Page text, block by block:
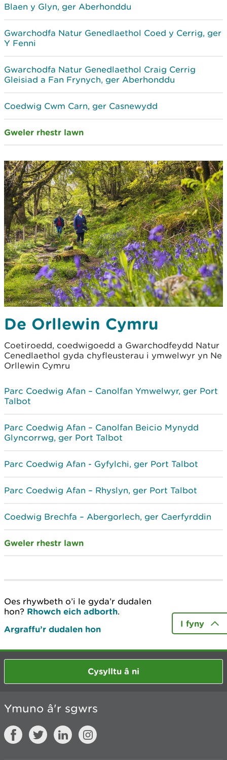
Blaen y Glyn, ger Aberhonddu
Gwarchodfa Natur Genedlaethol Coed y Cerrig, ger
Y Fenni
Gwarchodfa Natur Genedlaethol Craig Cerrig
Gleisiad a Fan Frynych, ger Aberhonddu
Coedwig Cwm Carn, ger Casnewydd
Gweler rhestr lawn
De Orllewin Cymru
Coetiroedd, coedwigoedd a Gwarchodfeydd Natur
Cenedlaethol gyda chyfleusterau i ymwelwyr yn Ne
Orllewin Cymru
Parc Coedwig Afan – Canolfan Ymwelwyr, ger Port
Talbot
Parc Coedwig Afan – Canolfan Beicio Mynydd
Glyncorrwg, ger Port Talbot
Parc Coedwig Afan - Gyfylchi, ger Port Talbot
Parc Coedwig Afan – Rhyslyn, ger Port Talbot
Coedwig Brechfa – Abergorlech, ger Caerfyrddin
Gweler rhestr lawn
Oes rhywbeth o’i le gyda’r dudalen
hon? Rhowch eich adborth.
Argraffu’r dudalen hon
I fyny
Cysylltu â ni
Ymuno â'r sgwrs